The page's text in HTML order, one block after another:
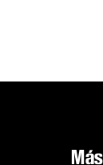
Más